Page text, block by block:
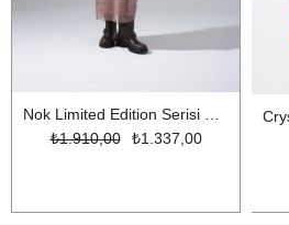
Nok Limited Edition Serisi Parıltılı İplikli Uzun File Triko Elbise Gül Kurusu
₺1.337,00
₺1.910,00